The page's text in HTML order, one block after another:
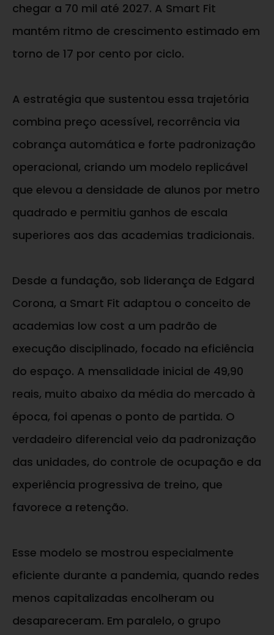
chegar a 70 mil até 2027. A Smart Fit
mantém ritmo de crescimento estimado em
torno de 17 por cento por ciclo.
A estratégia que sustentou essa trajetória
combina preço acessível, recorrência via
cobrança automática e forte padronização
operacional, criando um modelo replicável
que elevou a densidade de alunos por metro
quadrado e permitiu ganhos de escala
superiores aos das academias tradicionais.
Desde a fundação, sob liderança de Edgard
Corona, a Smart Fit adaptou o conceito de
academias low cost a um padrão de
execução disciplinado, focado na eficiência
do espaço. A mensalidade inicial de 49,90
reais, muito abaixo da média do mercado à
época, foi apenas o ponto de partida. O
verdadeiro diferencial veio da padronização
das unidades, do controle de ocupação e da
experiência progressiva de treino, que
favorece a retenção.
Esse modelo se mostrou especialmente
eficiente durante a pandemia, quando redes
menos capitalizadas encolheram ou
desapareceram. Em paralelo, o grupo